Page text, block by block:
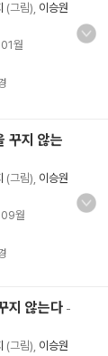
(그림), 이승원
월
꾸지 않는
(그림), 이승원
월
지 않는다 -
(그림), 이승원